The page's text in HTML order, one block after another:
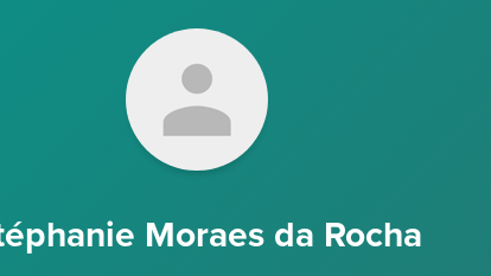
Moraes da Rocha